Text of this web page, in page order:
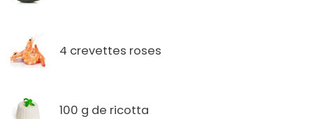
4 crevettes roses
100 g de ricotta